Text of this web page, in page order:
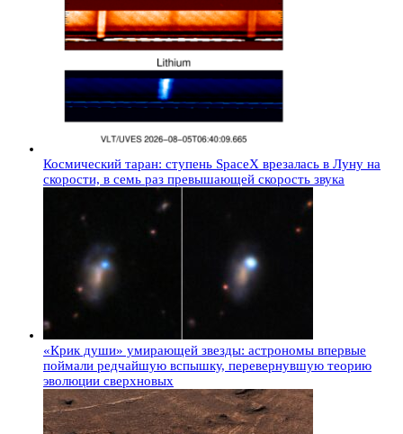
Космический таран: ступень SpaceX врезалась в Луну на
скорости, в семь раз превышающей скорость звука
«Крик души» умирающей звезды: астрономы впервые
поймали редчайшую вспышку, перевернувшую теорию
эволюции сверхновых